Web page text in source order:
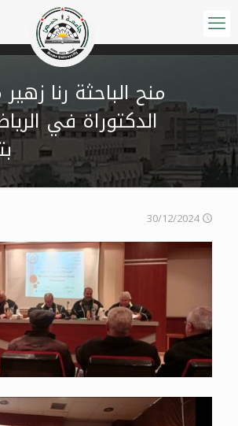
منح الباحثة رنا
الدكتوراة في
30/12/2024